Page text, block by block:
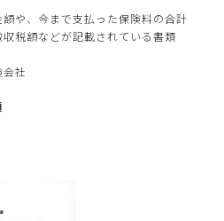
や、今まで支払った保険料の合計
税額などが記載されている書類
社